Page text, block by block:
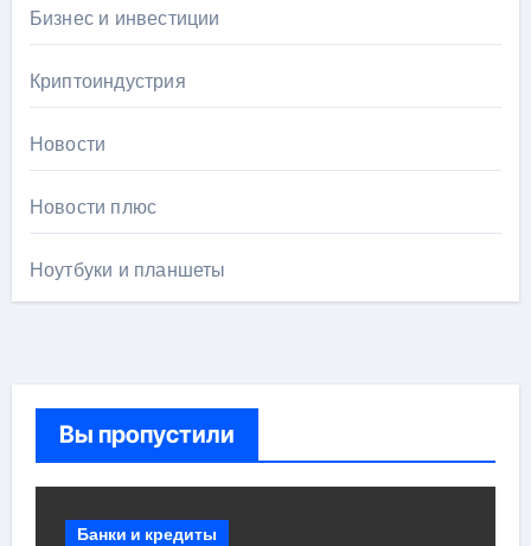
Бизнес и инвестиции
Криптоиндустрия
Новости
Новости плюс
Ноутбуки и планшеты
Вы пропустили
Банки и кредиты